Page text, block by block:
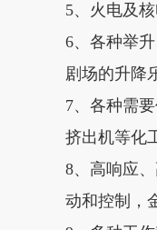
5、火电及
6、各种举
剧场的升降
7、各种需
挤出机等化
8、高响应
动和控制，